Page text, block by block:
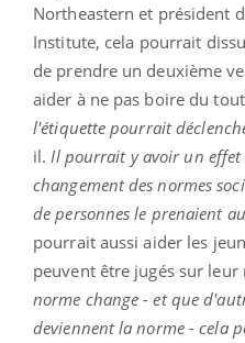
Northeastern et président
Institute, cela pourrait
de prendre un deuxième
aider à ne pas boire du
l'étiquette pourrait
il. Il pourrait y avoir un
changement des normes
de personnes le prenaient
pourrait aussi aider les
peuvent être jugés sur
norme change - et que
deviennent la norme - cela